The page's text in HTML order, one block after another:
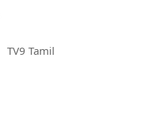
TV9 Tamil